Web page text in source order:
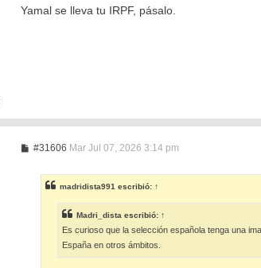
n
Yamal se lleva tu IRPF, pásalo.
#31606M
a
j
e
Mar Jul 07, 2026 3:14 pm
madridista991 escribió: ↑
Madri_dista escribió: ↑
Es curioso que la selección española tenga una
España en otros ámbitos.